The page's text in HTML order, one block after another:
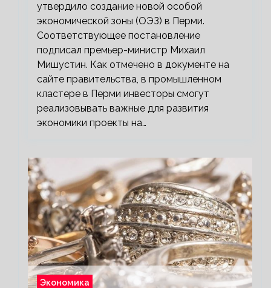
утвердило создание новой особой
экономической зоны (ОЭЗ) в Перми.
Соответствующее постановление
подписал премьер-министр Михаил
Мишустин. Как отмечено в документе на
сайте правительства, в промышленном
кластере в Перми инвесторы смогут
реализовывать важные для развития
экономики проекты на…
Экономика